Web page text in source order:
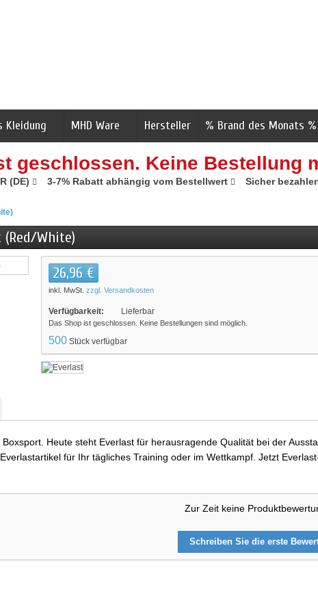
Kleidung MHD Ware Hersteller % Brand des Monats %
geschlossen. Keine Bestellung
(DE) 3-7% Rabatt abhängig vom Bestellwert Sicher
(Red/White)
26,96 €
inkl. MwSt. zzgl. Versandkosten
Verfügbarkeit: Lieferbar
Das Shop ist geschlossen. Keine Bestellungen sind möglich.
500 Stück verfügbar
Heute steht Everlast für herausragende Qualität bei der
für Ihr tägliches Training oder im Wettkampf. Jetzt
Zur Zeit keine
Schreiben Sie die erste